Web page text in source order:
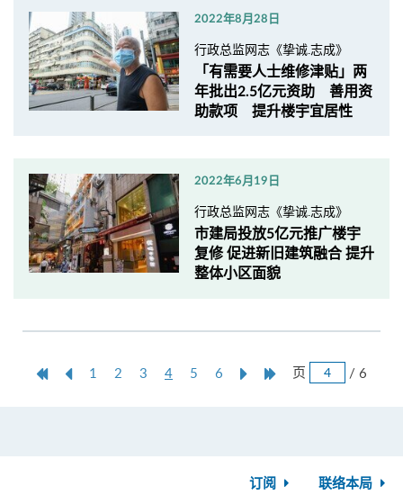
2022年8月28日
行政总监网志《挚诚.志成》
「有需要人士维修津贴」两
年批出2.5亿元资助 善用资
助款项 提升楼宇宜居性
2022年6月19日
行政总监网志《挚诚.志成》
市建局投放5亿元推广楼宇
复修 促进新旧建筑融合 提升
整体小区面貌
第
上
1 2 3 4本
5 6
NextLast页 / 6
订阅 联络本局